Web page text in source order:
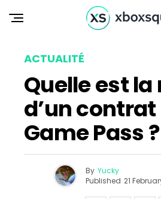
ACTUALITÉ
Quelle est
d’un
Game Pass ?
By Yucky
Published 21